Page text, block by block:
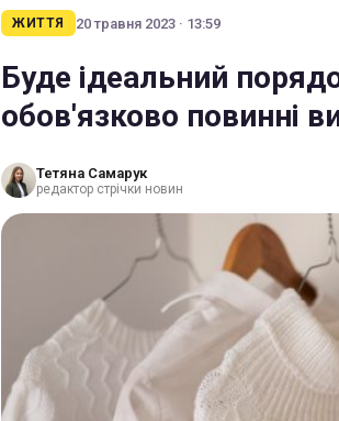
ЖИТТЯ 20 травня 2023 · 13:59
Буде ідеальний
обов'язково повинні
Тетяна Самарук
редактор стрічки новин